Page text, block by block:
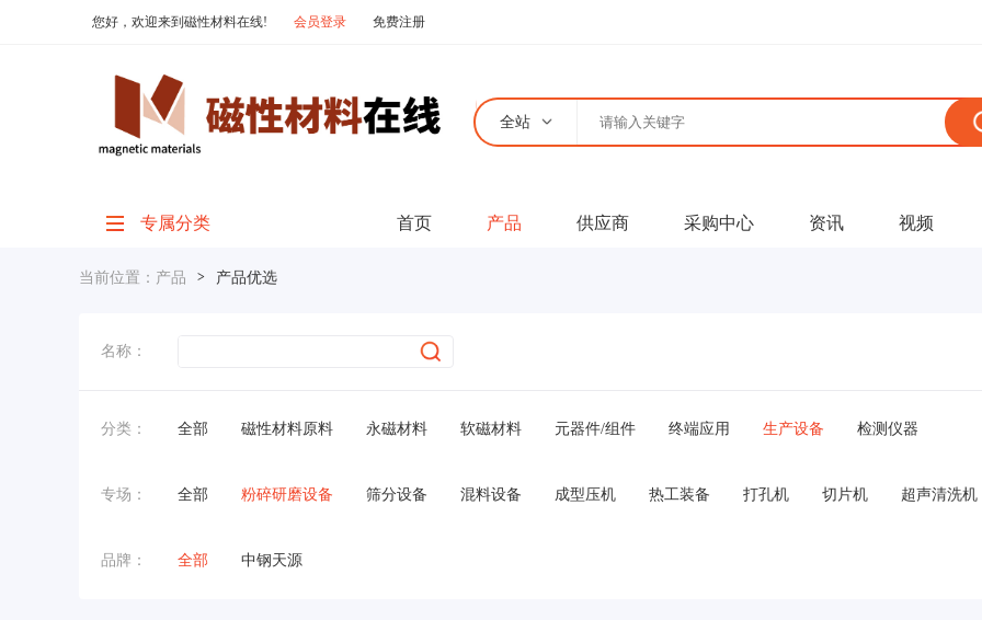
您好，欢迎来到磁性材料在线! 会员登录 免费注册
全站
专属分类 首页 产品 供应商 采购中心 资讯 视频
当前位置： 产品 > 产品优选
名称：
分类： 全部 磁性材料原料 永磁材料 软磁材料 元器件/组件 终端应用 生产设备 检测仪器
专场： 全部 粉碎研磨设备 筛分设备 混料设备 成型压机 热工装备 打孔机 切片机 超声清洗机
品牌： 全部 中钢天源